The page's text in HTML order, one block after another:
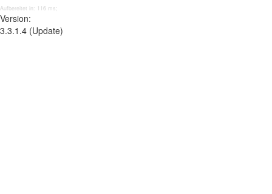
Aufbereitet in: 116 ms;
Version:
3.3.1.4 (Update)